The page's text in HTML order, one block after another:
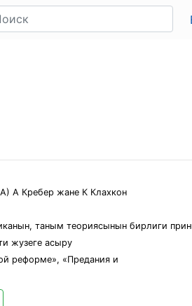
А Кребер жане К Клахкон
таным теориясынын бирлиги
жузеге асыру
реформе», «Предания и